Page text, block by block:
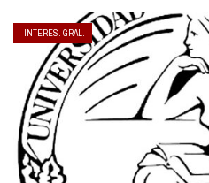
INTERES. GRAL.